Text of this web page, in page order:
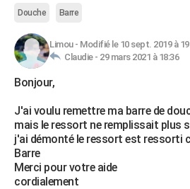
AUTO
Essais
Réserver un essai
Citadines
Berlines
SUV
Forum auto
+HIGH-TECH
Mobiles
Meilleur smartphone
Internet
Ordinateurs
Jeux vidéo
Guide high-tech
+BRICOLAGE
Forum
Aménagement intérieur
Extérieur
Cuisine
Salle de bains
Jardinage
Rangement
WEEK-END
Guides de France
Escapades
Patrimoine
Expositions
Musées
Week-end nature
+LIFESTYLE
Art de vivre
Bien-être
Loisirs
Mode
Modes de vie
SANTE
Douche Barre
Limou- Modifié le 10 sept. 2019 à
Claudie - 29 mars 2021 à 18:36
Bonjour,
J'ai voulu remettre ma barre de
mais le ressort ne remplissait plus
j'ai démonté le ressort est ressorti
Barre
Merci pour votre aide
cordialement